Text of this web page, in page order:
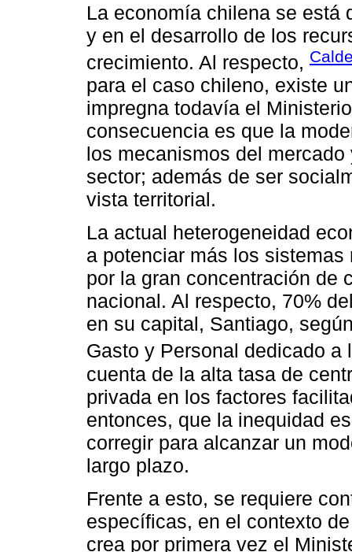
La economía chilena se está
y en el desarrollo de los
crecimiento. Al respecto,
para el caso chileno, existe
impregna todavía el
consecuencia es que la
los mecanismos del
sector; además de ser
vista territorial.
La actual heterogeneidad
a potenciar más los
por la gran concentración de
nacional. Al respecto, 70%
en su capital, Santiago,
Gasto y Personal dedicado a
cuenta de la alta tasa de
privada en los factores
entonces, que la inequidad
corregir para alcanzar un
largo plazo.
Frente a esto, se requiere
específicas, en el contexto
crea por primera vez el